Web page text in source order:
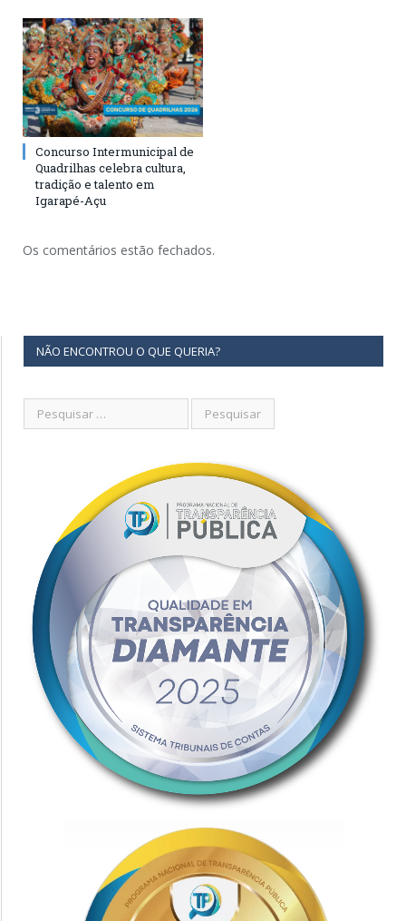
Concurso Intermunicipal de
Quadrilhas celebra cultura,
tradição e talento em
Igarapé-Açu
Os comentários estão fechados.
NÃO ENCONTROU O QUE QUERIA?